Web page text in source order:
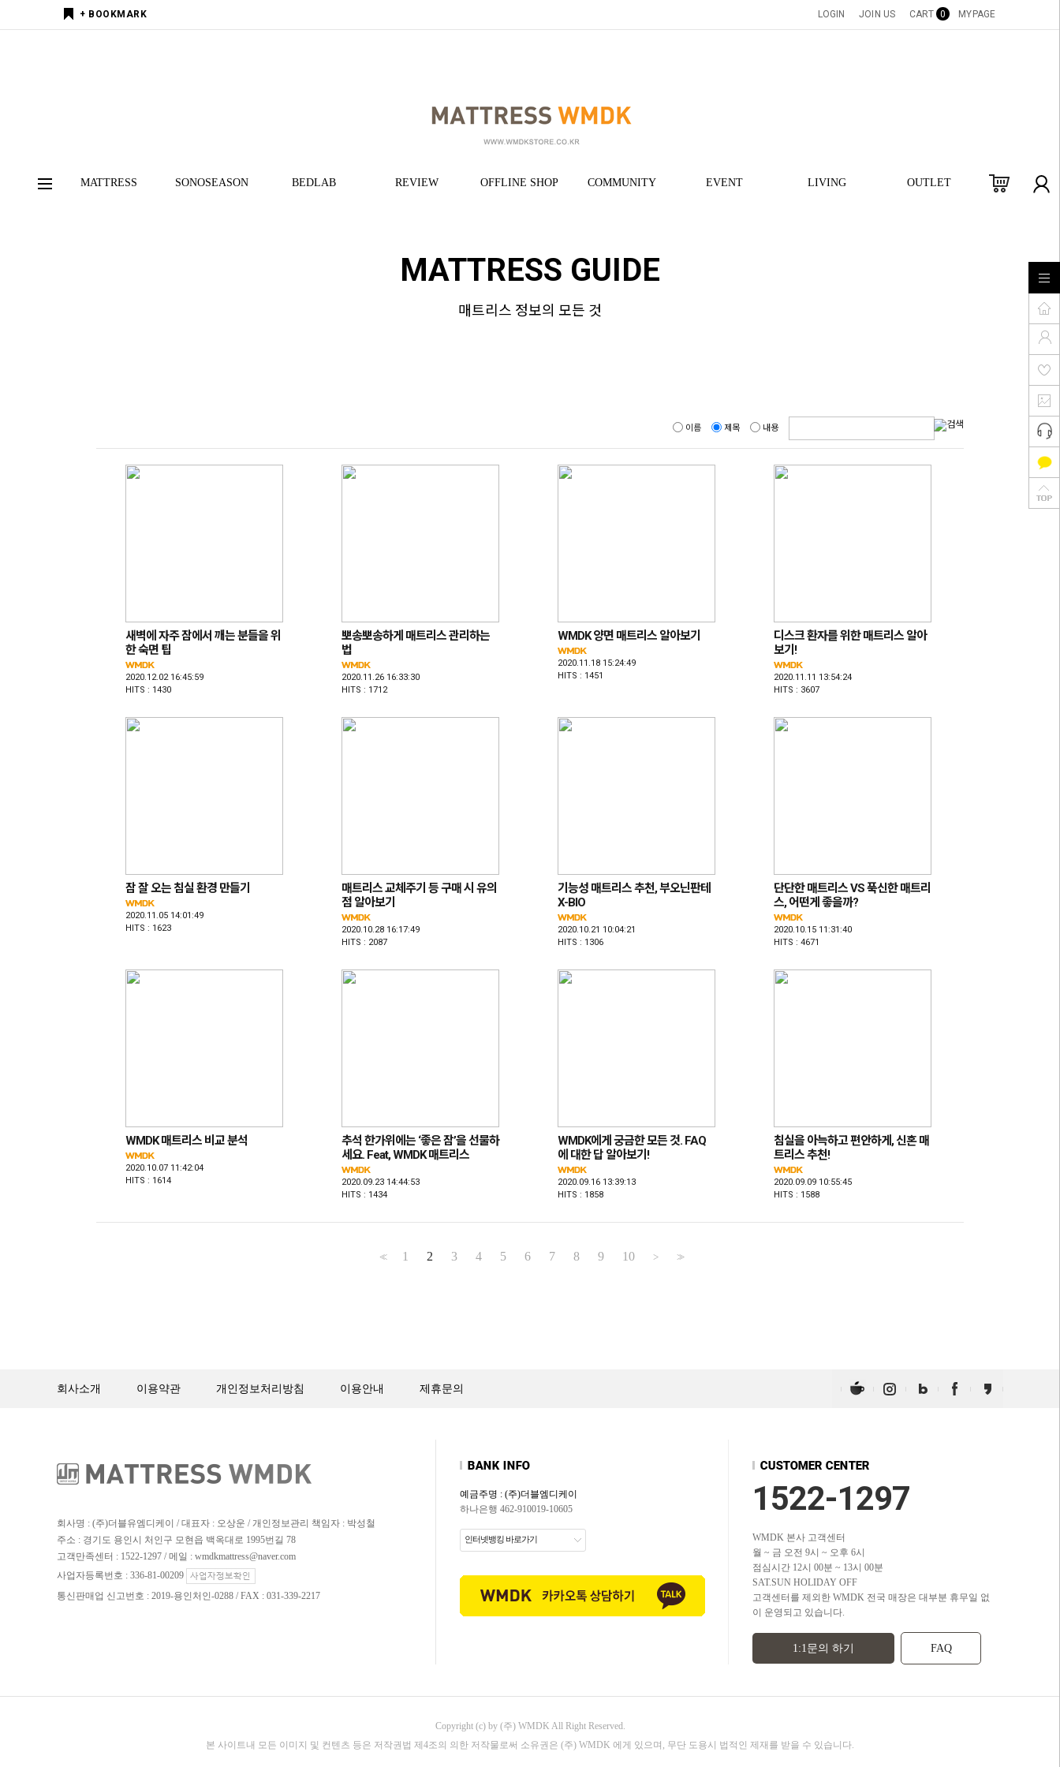
+ BOOKMARK LOGIN JOIN US CART 0 MYPAGE
MATTRESS SONOSEASON BEDLAB REVIEW OFFLINE SHOP COMMUNITY EVENT LIVING OUTLET
MATTRESS GUIDE
매트리스 정보의 모든 것
이름 제목 내용
새벽에 자주 잠에서 깨는 분들을 위
한 숙면 팁
2020.12.02 16:45:59
HITS : 1430
뽀송뽀송하게 매트리스 관리하는
법
2020.11.26 16:33:30
HITS : 1712
WMDK 양면 매트리스 알아보기
2020.11.18 15:24:49
HITS : 1451
디스크 환자를 위한 매트리스 알아
보기!
2020.11.11 13:54:24
HITS : 3607
잠 잘 오는 침실 환경 만들기
2020.11.05 14:01:49
HITS : 1623
매트리스 교체주기 등 구매 시 유의
점 알아보기
2020.10.28 16:17:49
HITS : 2087
기능성 매트리스 추천, 부오닌판테
X-BIO
2020.10.21 10:04:21
HITS : 1306
단단한 매트리스 VS 푹신한 매트리
스, 어떤게 좋을까?
2020.10.15 11:31:40
HITS : 4671
WMDK 매트리스 비교 분석
2020.10.07 11:42:04
HITS : 1614
추석 한가위에는 ‘좋은 잠’을 선물하
세요. Feat, WMDK 매트리스
2020.09.23 14:44:53
HITS : 1434
WMDK에게 궁금한 모든 것. FAQ
에 대한 답 알아보기!
2020.09.16 13:39:13
HITS : 1858
침실을 아늑하고 편안하게, 신혼 매
트리스 추천!
2020.09.09 10:55:45
HITS : 1588
<< 1 2 3 4 5 6 7 8 9 10 > >>
회사소개 이용약관 개인정보처리방침 이용안내 제휴문의
회사명 : (주)더블유엠디케이 / 대표자 : 오상운 / 개인정보관리 책임자 : 박성철
주소 : 경기도 용인시 처인구 모현읍 백옥대로 1995번길 78
고객만족센터 : 1522-1297 / 메일 : wmdkmattress@naver.com
사업자등록번호 : 336-81-00209
통신판매업 신고번호 : 2019-용인처인-0288 / FAX : 031-339-2217
예금주명 : (주)더블엠디케이
하나은행 462-910019-10605
인터넷뱅킹 바로가기
1522-1297
WMDK 본사 고객센터
월 ~ 금 오전 9시 ~ 오후 6시
점심시간 12시 00분 ~ 13시 00분
SAT.SUN HOLIDAY OFF
고객센터를 제외한 WMDK 전국 매장은 대부분 휴무일 없
이 운영되고 있습니다.
1:1문의 하기 FAQ
Copyright (c) by (주) WMDK All Right Reserved.
본 사이트내 모든 이미지 및 컨텐츠 등은 저작권법 제4조의 의한 저작물로써 소유권은 (주) WMDK 에게 있으며, 무단 도용시 법적인 제재를 받을 수 있습니다.